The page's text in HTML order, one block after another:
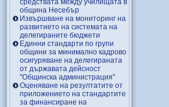
средствата между училищата в
община Несебър
Извършване на мониторинг на
развитието на системата на
делегираните бюджети
Единни стандарти по групи
общини за минимално кадрово
осигуряване на делегираната
от държавата дейсност
"Общинска администрация"
Оценяване на резултатите от
приложението на стандартите
за финансиране на